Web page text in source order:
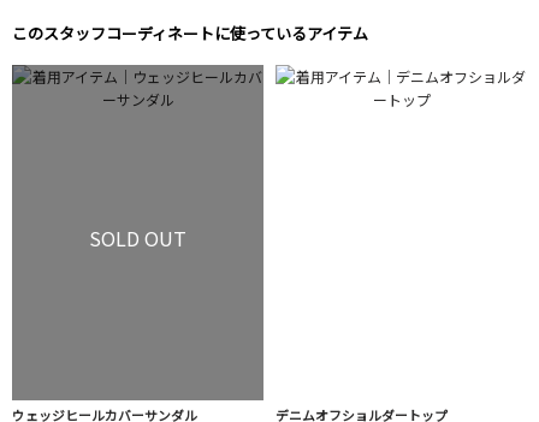
このスタッフコーディネートに使っているアイテム
SOLD OUT
ウェッジヒールカバーサンダル デニムオフショルダートップ